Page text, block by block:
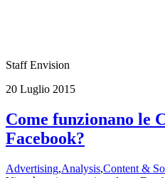
Staff Envision
20 Luglio 2015
Come funzionano le
Facebook?
Advertising,Analysis,Content &